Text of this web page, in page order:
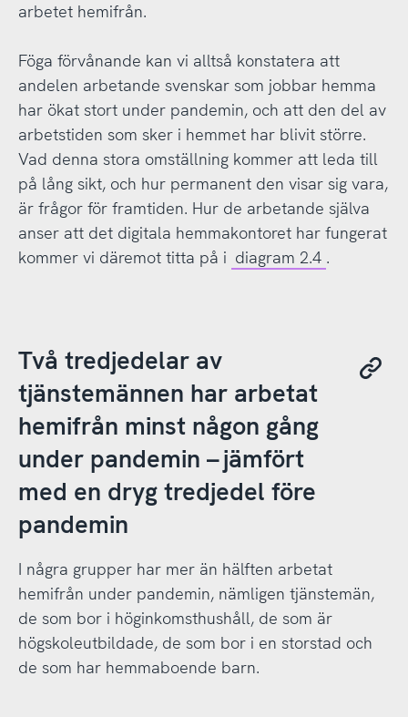
arbetet hemifrån.
Föga förvånande kan vi alltså konstatera att
andelen arbetande svenskar som jobbar hemma
har ökat stort under pandemin, och att den del av
arbetstiden som sker i hemmet har blivit större.
Vad denna stora omställning kommer att leda till
på lång sikt, och hur permanent den visar sig vara,
är frågor för framtiden. Hur de arbetande själva
anser att det digitala hemmakontoret har fungerat
kommer vi däremot titta på i diagram 2.4 .
Två tredjedelar av
tjänstemännen har arbetat
hemifrån minst någon gång
under pandemin – jämfört
med en dryg tredjedel före
pandemin
I några grupper har mer än hälften arbetat
hemifrån under pandemin, nämligen tjänstemän,
de som bor i höginkomsthushåll, de som är
högskoleutbildade, de som bor i en storstad och
de som har hemmaboende barn.